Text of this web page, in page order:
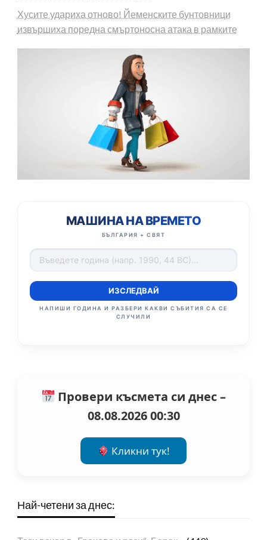
Хусите удариха отново! Йеменските бунтовници
извършиха поредна смъртоносна атака в рамките
МАШИНА НА ВРЕМЕТО
БЪЛГАРИЯ + СВЯТ
ИЗСЛЕДВАЙ
НАПИШИ ГОДИНА И РАЗБЕРИ КАКВИ СЪБИТИЯ СА СЕ
СЛУЧИЛИ
Провери късмета си днес –
08.08.2026 00:30
Кликни тук!
Най-четени за днес: